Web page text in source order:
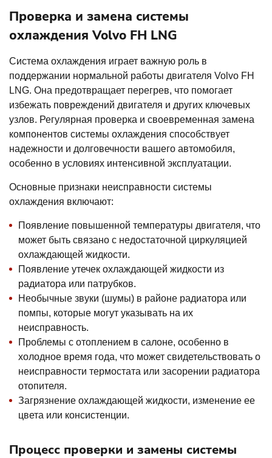
Проверка и замена системы
охлаждения Volvo FH LNG
Система охлаждения играет важную роль в
поддержании нормальной работы двигателя Volvo FH
LNG. Она предотвращает перегрев, что помогает
избежать повреждений двигателя и других ключевых
узлов. Регулярная проверка и своевременная замена
компонентов системы охлаждения способствует
надежности и долговечности вашего автомобиля,
особенно в условиях интенсивной эксплуатации.
Основные признаки неисправности системы
охлаждения включают:
Появление повышенной температуры двигателя, что
может быть связано с недостаточной циркуляцией
охлаждающей жидкости.
Появление утечек охлаждающей жидкости из
радиатора или патрубков.
Необычные звуки (шумы) в районе радиатора или
помпы, которые могут указывать на их
неисправность.
Проблемы с отоплением в салоне, особенно в
холодное время года, что может свидетельствовать о
неисправности термостата или засорении радиатора
отопителя.
Загрязнение охлаждающей жидкости, изменение ее
цвета или консистенции.
Процесс проверки и замены системы